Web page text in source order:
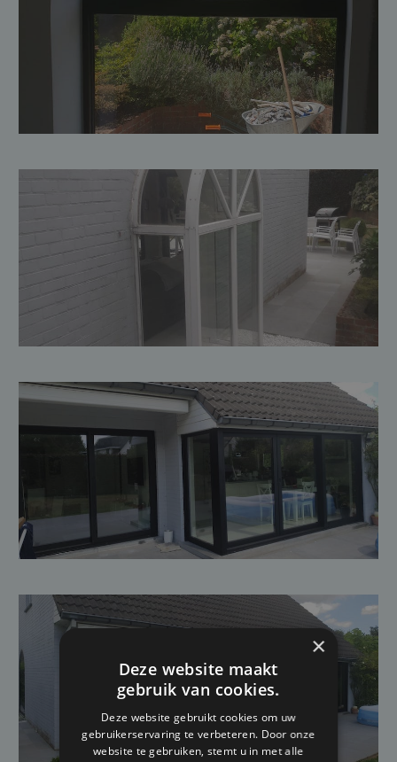
×
Deze website maakt
gebruik van cookies.
Deze website gebruikt cookies om uw
gebruikerservaring te verbeteren. Door onze
website te gebruiken, stemt u in met alle